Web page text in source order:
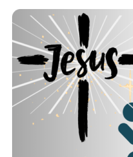
content